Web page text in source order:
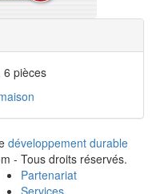
6 pièces
développement durable
- Tous droits réservés.
Partenariat